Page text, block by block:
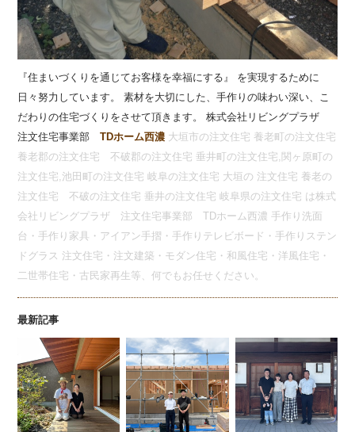
『住まいづくりを通じてお客様を幸福にする』 を実現するために
日々努力しています。 素材を大切にした、手作りの味わい深い、こ
だわりの住宅づくりをさせて頂きます。 株式会社リビングプラザ
注文住宅事業部TDホーム西濃 大垣市の注文住宅 養老町の注文住宅
養老郡の注文住宅 不破郡の注文住宅 垂井町の注文住宅,関ヶ原町の
注文住宅,池田町の注文住宅 岐阜の注文住宅 大垣の 注文住宅 養老の
注文住宅 不破の注文住宅 垂井の注文住宅 岐阜県の注文住宅 は株式
会社リビングプラザ 注文住宅事業部 TDホーム西濃 手作り洗面
台・手作り家具・アイアン手摺・手作りテレビボード・手作りステン
ドグラス 注文住宅・注文建築・モダン住宅・和風住宅・洋風住宅・
二世帯住宅・古民家再生等、何でもお任せください。
最新記事